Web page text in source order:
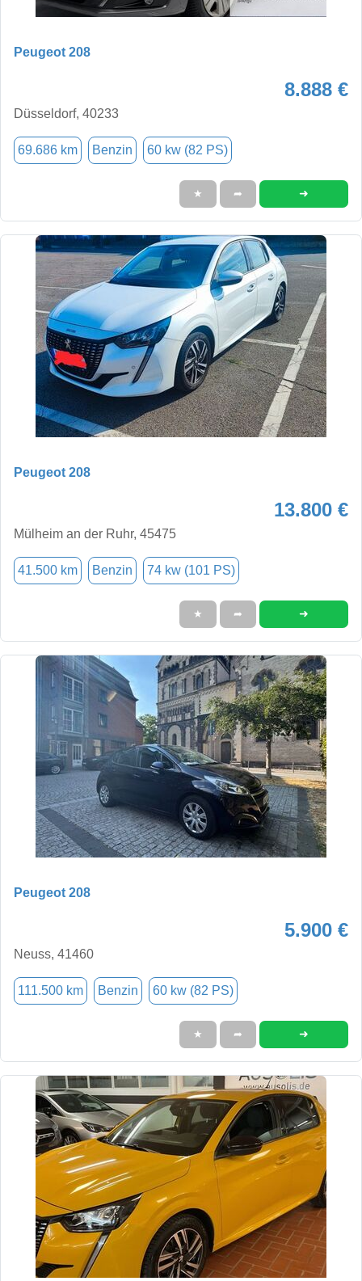
Peugeot 208
8.888 €
Düsseldorf, 40233
69.686 km Benzin 60 kw (82 PS)
★ ➦ ➜
Peugeot 208
13.800 €
Mülheim an der Ruhr, 45475
41.500 km Benzin 74 kw (101 PS)
★ ➦ ➜
Peugeot 208
5.900 €
Neuss, 41460
111.500 km Benzin 60 kw (82 PS)
★ ➦ ➜